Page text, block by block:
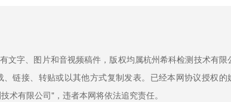
字、图片和音视频稿件，版权均属杭州希科检测技术有限
链接、转贴或以其他方式复制发表。已经本网协议授权的
术有限公司"，违者本网将依法追究责任。